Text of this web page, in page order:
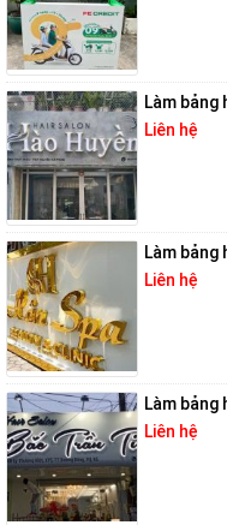
Làm bảng
Liên hệ
Làm bảng
Liên hệ
Làm bảng
Liên hệ